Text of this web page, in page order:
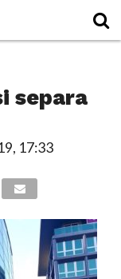
separa
17:33